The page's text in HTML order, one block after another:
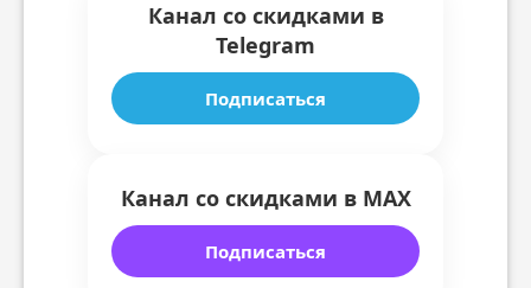
Канал со скидками в
Telegram
Подписаться
Канал со скидками в MAX
Подписаться